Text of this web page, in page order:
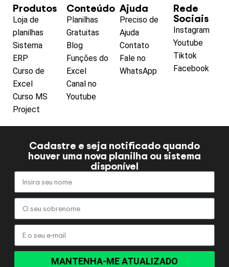
Produtos
Loja de
planilhas
Sistema
ERP
Curso de
Excel
Curso MS
Project
Conteúdo
Planilhas
Gratuitas
Blog
Funções do
Excel
Canal no
Youtube
Ajuda
Preciso de
Ajuda
Contato
Fale no
WhatsApp
Rede
Sociais
Instagram
Youtube
Tiktok
Facebook
Cadastre e seja notificado quando
houver uma nova planilha ou sistema
disponível
MANTENHA-ME ATUALIZADO